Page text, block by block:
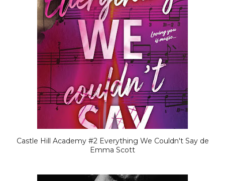
Castle Hill Academy #2 Everything We Couldn't Say de
Emma Scott